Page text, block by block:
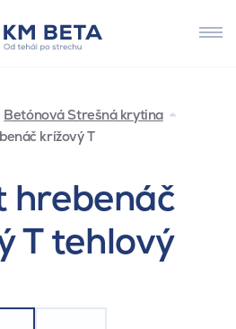
Betónová Strešná krytina
krížový T
hrebenáč
T tehlový